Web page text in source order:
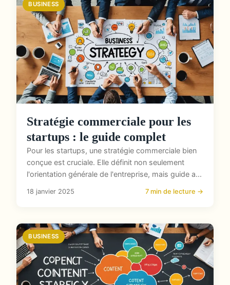
BUSINESS
Stratégie commerciale pour les
startups : le guide complet
Pour les startups, une stratégie commerciale bien
conçue est cruciale. Elle définit non seulement
l'orientation générale de l'entreprise, mais guide a...
18 janvier 2025 7 min de lecture →
BUSINESS